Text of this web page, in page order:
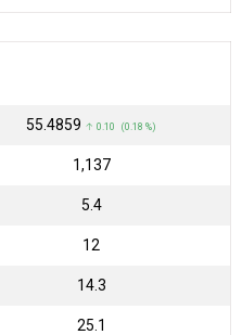
₹55.4859 ↑ 0.10 (0.18 %)
₹1,137
5.4
12
14.3
25.1